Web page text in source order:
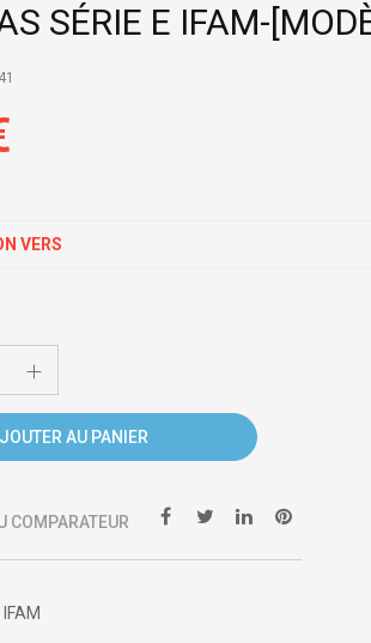
SÉRIE E IFAM-
VERS
AU PANIER
COMPARATEUR